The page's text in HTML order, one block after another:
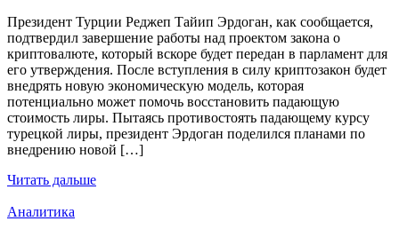
Президент Турции Реджеп Тайип Эрдоган, как сообщается,
подтвердил завершение работы над проектом закона о
криптовалюте, который вскоре будет передан в парламент для
его утверждения. После вступления в силу криптозакон будет
внедрять новую экономическую модель, которая
потенциально может помочь восстановить падающую
стоимость лиры. Пытаясь противостоять падающему курсу
турецкой лиры, президент Эрдоган поделился планами по
внедрению новой […]
Читать дальше
Аналитика